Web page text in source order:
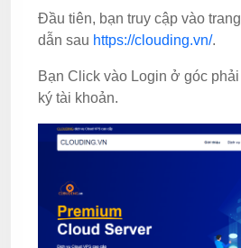
Đầu tiên, bạn truy cập vào
dẫn sau https://clouding.vn/.
Bạn Click vào Login ở góc
ký tài khoản.